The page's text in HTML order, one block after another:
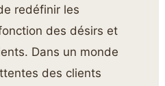
redéfinir les
des désirs et
Dans un monde
des clients